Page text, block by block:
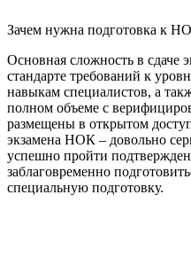
Зачем нужна подготовка к
Основная сложность в сдаче
стандарте требований к
навыкам специалистов, а
полном объеме с
размещены в открытом
экзамена НОК – довольно
успешно пройти
заблаговременно
специальную подготовку.